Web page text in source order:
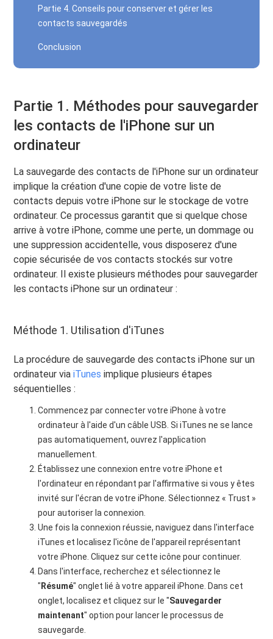
Partie 4. Conseils pour conserver et gérer les
contacts sauvegardés
Conclusion
Partie 1. Méthodes pour sauvegarder
les contacts de l'iPhone sur un
ordinateur
La sauvegarde des contacts de l'iPhone sur un ordinateur
implique la création d'une copie de votre liste de
contacts depuis votre iPhone sur le stockage de votre
ordinateur. Ce processus garantit que si quelque chose
arrive à votre iPhone, comme une perte, un dommage ou
une suppression accidentelle, vous disposerez d'une
copie sécurisée de vos contacts stockés sur votre
ordinateur. Il existe plusieurs méthodes pour sauvegarder
les contacts iPhone sur un ordinateur :
Méthode 1. Utilisation d'iTunes
La procédure de sauvegarde des contacts iPhone sur un
ordinateur viaiTunes implique plusieurs étapes
séquentielles :
Commencez par connecter votre iPhone à votre
ordinateur à l'aide d'un câble USB. Si iTunes ne se lance
pas automatiquement, ouvrez l'application
manuellement.
Établissez une connexion entre votre iPhone et
l'ordinateur en répondant par l'affirmative si vous y êtes
invité sur l'écran de votre iPhone. Sélectionnez « Trust »
pour autoriser la connexion.
Une fois la connexion réussie, naviguez dans l'interface
iTunes et localisez l'icône de l'appareil représentant
votre iPhone. Cliquez sur cette icône pour continuer.
Dans l'interface, recherchez et sélectionnez le
" Résumé" onglet lié à votre appareil iPhone. Dans cet
onglet, localisez et cliquez sur le "Sauvegarder
maintenant" option pour lancer le processus de
sauvegarde.